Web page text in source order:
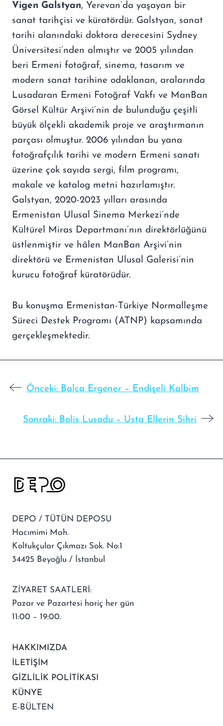
Vigen Galstyan, Yerevan’da yaşayan bir
sanat tarihçisi ve küratördür. Galstyan, sanat
tarihi alanındaki doktora derecesini Sydney
Üniversitesi’nden almıştır ve 2005 yılından
beri Ermeni fotoğraf, sinema, tasarım ve
modern sanat tarihine odaklanan, aralarında
Lusadaran Ermeni Fotoğraf Vakfı ve ManBan
Görsel Kültür Arşivi’nin de bulunduğu çeşitli
büyük ölçekli akademik proje ve araştırmanın
parçası olmuştur. 2006 yılından bu yana
fotoğrafçılık tarihi ve modern Ermeni sanatı
üzerine çok sayıda sergi, film programı,
makale ve katalog metni hazırlamıştır.
Galstyan, 2020-2023 yılları arasında
Ermenistan Ulusal Sinema Merkezi’nde
Kültürel Miras Departmanı’nın direktörlüğünü
üstlenmiştir ve hâlen ManBan Arşivi’nin
direktörü ve Ermenistan Ulusal Galerisi’nin
kurucu fotoğraf küratörüdür.
Bu konuşma Ermenistan-Türkiye Normalleşme
Süreci Destek Programı (ATNP) kapsamında
gerçekleşmektedir.
Önceki: Balca Ergener – Endişeli Kalbim
Sonraki: Bolis Lusadu – Usta Ellerin Sihri
DEPO / TÜTÜN DEPOSU
Hacımimi Mah.
Koltukçular Çıkmazı Sok. No:1
34425 Beyoğlu / İstanbul
ZİYARET SAATLERİ:
Pazar ve Pazartesi hariç her gün
11:00 – 19:00.
HAKKIMIZDA
İLETİŞİM
GİZLİLİK POLİTİKASI
KÜNYE
E-BÜLTEN